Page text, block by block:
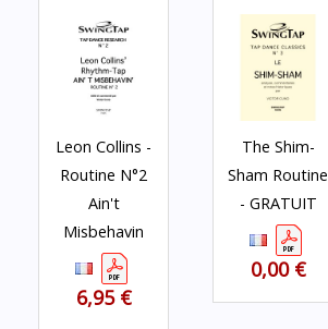
Leon Collins -
Routine N°2
Ain't
Misbehavin
6,95 €
The Shim-
Sham Routine
- GRATUIT
0,00 €